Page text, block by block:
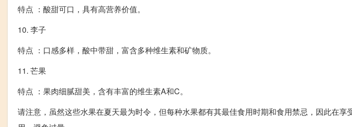
特点 ：酸甜可口，具有高营养价值。
10. 李子
特点 ：口感多样，酸中带甜，富含多种维生素和矿物质。
11. 芒果
特点 ：果肉细腻甜美，含有丰富的维生素A和C。
请注意，虽然这些水果在夏天最为时令，但每种水果都有其最佳食用时期和食用禁忌，因此在享